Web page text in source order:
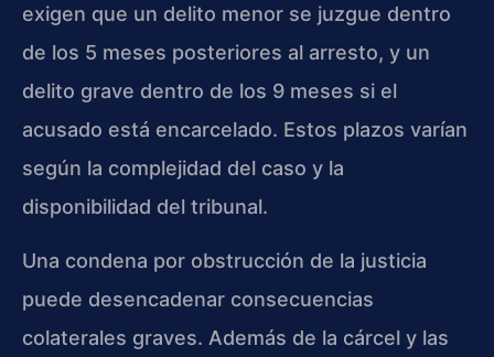
exigen que un delito menor se juzgue dentro
de los 5 meses posteriores al arresto, y un
delito grave dentro de los 9 meses si el
acusado está encarcelado. Estos plazos varían
según la complejidad del caso y la
disponibilidad del tribunal.
Una condena por obstrucción de la justicia
puede desencadenar consecuencias
colaterales graves. Además de la cárcel y las